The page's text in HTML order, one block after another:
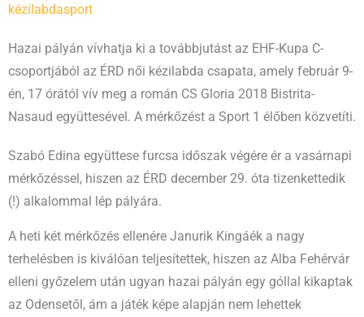
kézilabdasport
Hazai pályán vívhatja ki a továbbjutást az EHF-Kupa C-
csoportjából az ÉRD női kézilabda csapata, amely február 9-
én, 17 órától vív meg a román CS Gloria 2018 Bistrita-
Nasaud együttesével. A mérkőzést a Sport 1 élőben közvetíti.
Szabó Edina együttese furcsa időszak végére ér a vasárnapi
mérkőzéssel, hiszen az ÉRD december 29. óta tizenkettedik
(!) alkalommal lép pályára.
A heti két mérkőzés ellenére Janurik Kingáék a nagy
terhelésben is kiválóan teljesítettek, hiszen az Alba Fehérvár
elleni győzelem után ugyan hazai pályán egy góllal kikaptak
az Odensetől, ám a játék képe alapján nem lehettek